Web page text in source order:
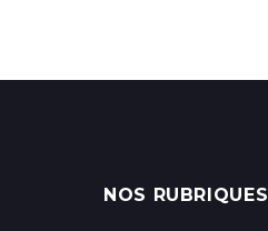
NOS RUBRIQUES